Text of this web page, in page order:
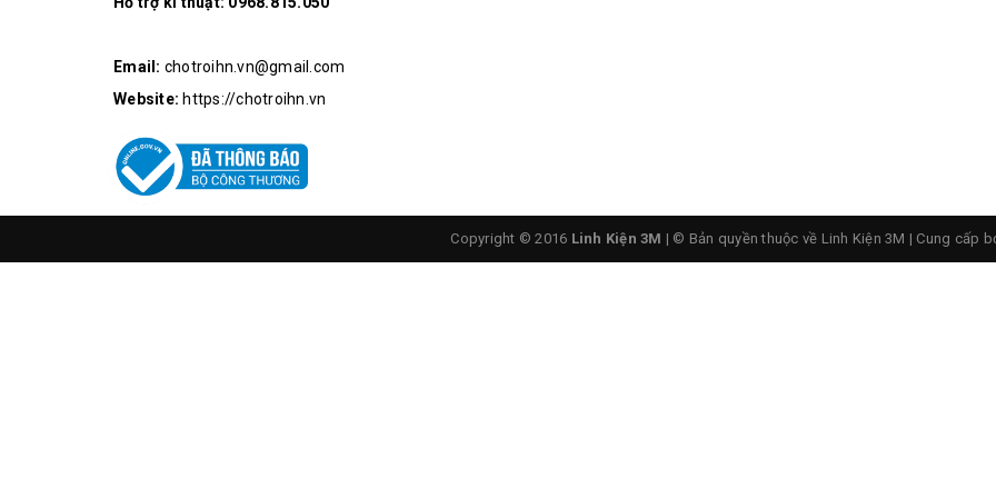
Email: chotroihn.vn@gmail.com
Website: https://chotroihn.vn
Copyright © 2016 Linh Kiện 3M | © Bản quyền thuộc về Linh Kiện 3M | Cung cấp